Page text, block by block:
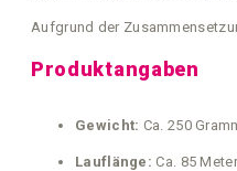
Aufgrund der
Produktangaben
Gewicht: Ca. 250
Lauflänge: Ca. 85 Meter